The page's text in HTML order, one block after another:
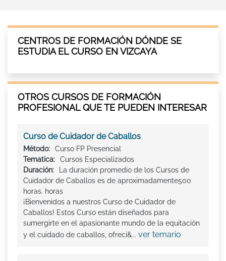
CENTROS DE FORMACIÓN DÓNDE SE
ESTUDIA EL CURSO EN VIZCAYA
OTROS CURSOS DE FORMACIÓN
PROFESIONAL QUE TE PUEDEN INTERESAR
Curso de Cuidador de Caballos
Método:
Curso FP Presencial
Tematica:
Cursos Especializados
Duración:
La duración promedio de los Cursos de
Cuidador de Caballos es de aproximadamente500
horas. horas
¡Bienvenidos a nuestros Curso de Cuidador de
Caballos! Estos Curso están diseñados para
sumergirte en el apasionante mundo de la equitación
y el cuidado de caballos, ofreci&... ver temario